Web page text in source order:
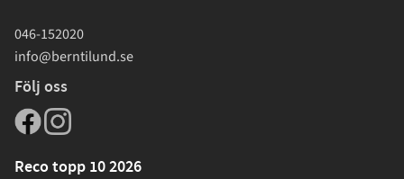
046-152020
info@berntilund.se
Följ oss
Reco topp 10 2026